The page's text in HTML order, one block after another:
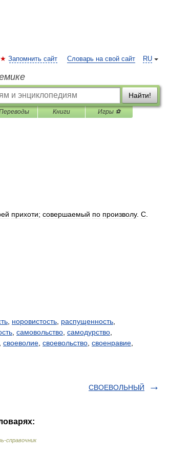
RU
Запомнить сайт Словарь на свой сайт
Найти!
Книги Игры ⚽
прихоти; совершаемый по произволу. С
норовистость распущенность
самовольство самодурство
своеволие своевольство своенравие
СВОЕВОЛЬНЫЙ
справочник